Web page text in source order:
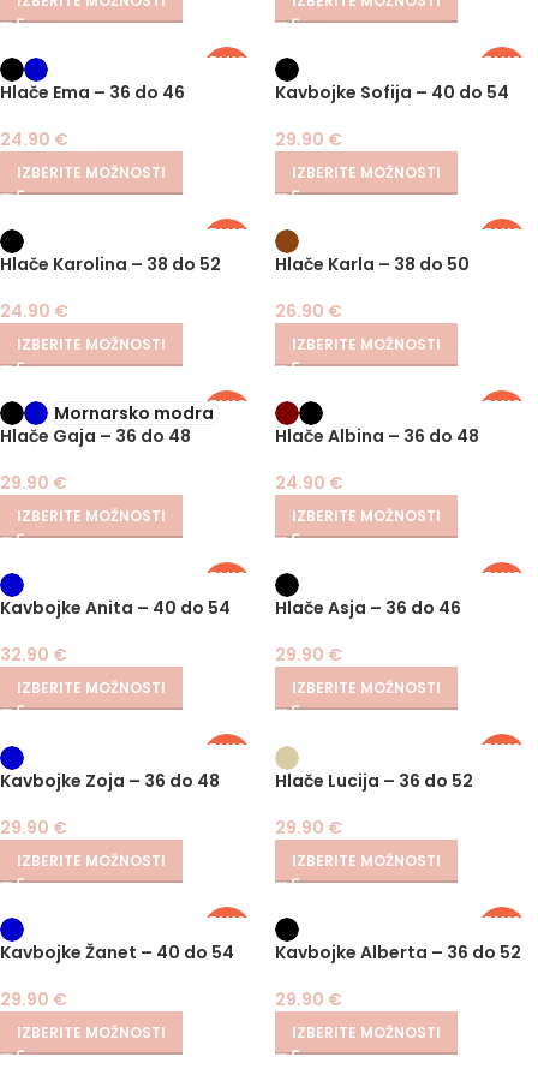
PLUS
Hlače Ema – 36 do 46
24.90 €
IZBERITE MOŽNOSTI
PLUS
Kavbojke Sofija – 40 do 54
29.90 €
IZBERITE MOŽNOSTI
PLUS
Hlače Karolina – 38 do 52
24.90 €
IZBERITE MOŽNOSTI
PLUS
Hlače Karla – 38 do 50
26.90 €
IZBERITE MOŽNOSTI
PLUS
SIZE
Mornarsko modra
Hlače Gaja – 36 do 48
29.90 €
IZBERITE MOŽNOSTI
PLUS
Hlače Albina – 36 do 48
24.90 €
IZBERITE MOŽNOSTI
PLUS
Kavbojke Anita – 40 do 54
32.90 €
IZBERITE MOŽNOSTI
PLUS
Hlače Asja – 36 do 46
29.90 €
IZBERITE MOŽNOSTI
PLUS
Kavbojke Zoja – 36 do 48
29.90 €
IZBERITE MOŽNOSTI
PLUS
Hlače Lucija – 36 do 52
29.90 €
IZBERITE MOŽNOSTI
PLUS
Kavbojke Žanet – 40 do 54
29.90 €
IZBERITE MOŽNOSTI
PLUS
Kavbojke Alberta – 36 do 52
29.90 €
IZBERITE MOŽNOSTI